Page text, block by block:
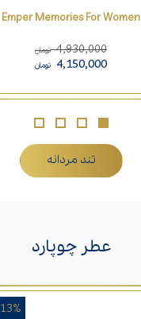
Emper Memories For Women
4,930,000 تومان
4,150,000 تومان
تند مردانه
عطر چوپارد
13%